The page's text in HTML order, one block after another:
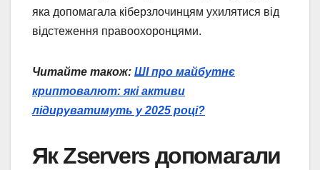
яка допомагала кіберзлочинцям ухилятися від
відстеження правоохоронцями.
Читайте також: ШІ про майбутнє
криптовалют: які активи
лідируватимуть у 2025 році?
Як Zservers допомагали